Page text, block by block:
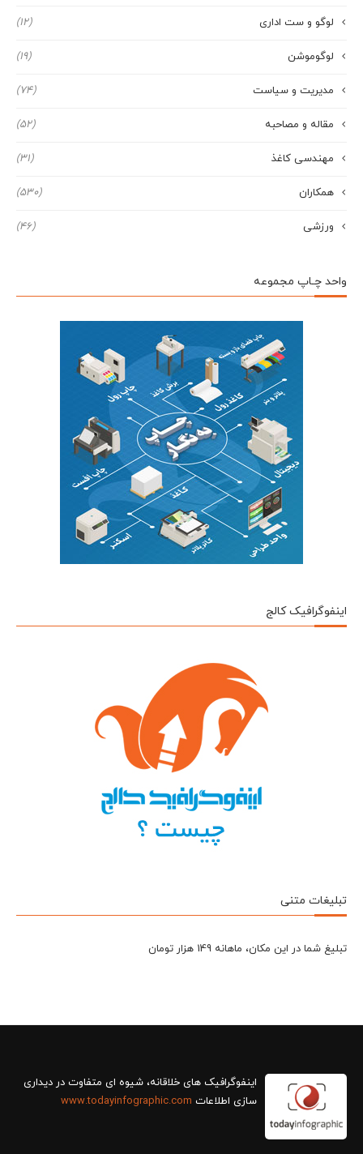
لوگو و ست اداری (12)
لوگوموشن (19)
مدیریت و سیاست (74)
مقاله و مصاحبه (52)
مهندسی کاغذ (31)
همکاران (530)
ورزشی (46)
واحد چـاپ مجموعه
اینفوگرافیک کالج
تبلیغات متنی
تبلیغ شما در این مکان، ماهانه 149 هزار تومان
سازی اطلاعات www.todayinfographic.com